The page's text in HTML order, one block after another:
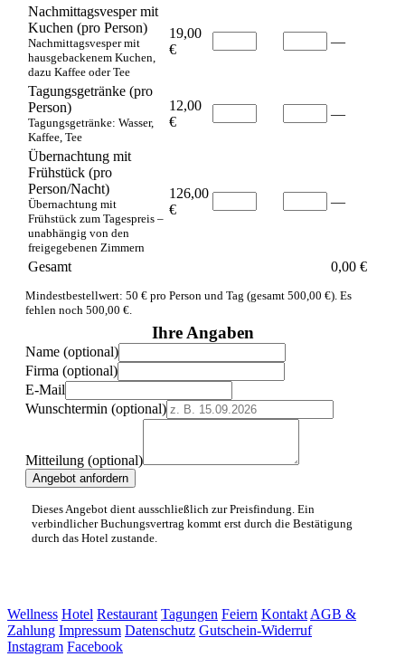
Nachmittagsvesper mit
Kuchen (pro Person)
Nachmittagsvesper mit
hausgebackenem Kuchen,
dazu Kaffee oder Tee
19,00
€
—
Tagungsgetränke (pro
Person)
Tagungsgetränke: Wasser,
Kaffee, Tee
12,00
€
—
Übernachtung mit
Frühstück (pro
Person/Nacht)
Übernachtung mit
Frühstück zum Tagespreis –
unabhängig von den
freigegebenen Zimmern
126,00
€
—
Gesamt 0,00 €
Mindestbestellwert: 50 € pro Person und Tag (gesamt 500,00 €). Es
fehlen noch 500,00 €.
Ihre Angaben
Name (optional)
Firma (optional)
E-Mail
Wunschtermin (optional)
Mitteilung (optional)
Angebot anfordern
Dieses Angebot dient ausschließlich zur Preisfindung. Ein
verbindlicher Buchungsvertrag kommt erst durch die Bestätigung
durch das Hotel zustande.
Wellness Hotel Restaurant Tagungen Feiern Kontakt AGB &
Zahlung Impressum Datenschutz Gutschein-Widerruf
Instagram Facebook